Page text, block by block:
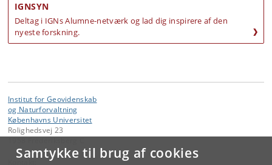
Samtykke til brug af cookies
IGNSYN
Deltag i IGNs Alumne-netværk og lad dig inspirere af den
nyeste forskning.
Institut for Geovidenskab
og Naturforvaltning
Københavns Universitet
Rolighedsvej 23